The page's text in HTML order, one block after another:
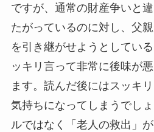
ですが、通常の財産争いと
たがっているのに対し、父
を引き継がせようとしてい
ッキリ言って非常に後味が
ます。読んだ後にはスッキ
気持ちになってしまうでし
ルではなく「老人の救出」